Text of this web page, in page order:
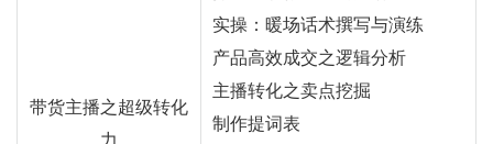
带货主播之超级转化
力
实操：暖场话术撰写与演练
产品高效成交之逻辑分析
主播转化之卖点挖掘
制作提词表